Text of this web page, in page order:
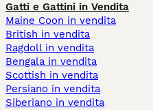
Gatti e Gattini in Vendita
Maine Coon in vendita
British in vendita
Ragdoll in vendita
Bengala in vendita
Scottish in vendita
Persiano in vendita
Siberiano in vendita